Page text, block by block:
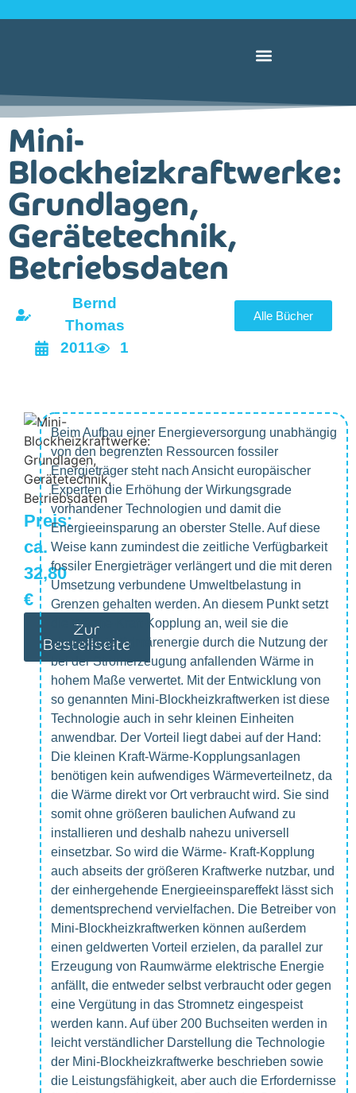
Mini-
Blockheizkraftwerke:
Grundlagen,
Gerätetechnik,
Betriebsdaten
Bernd
Thomas
2011
1
Alle Bücher
Preis:
ca.
32,80
€
Zur
Bestellseite
Beim Aufbau einer Energieversorgung unabhängig
von den begrenzten Ressourcen fossiler
Energieträger steht nach Ansicht europäischer
Experten die Erhöhung der Wirkungsgrade
vorhandener Technologien und damit die
Energieeinsparung an oberster Stelle. Auf diese
Weise kann zumindest die zeitliche Verfügbarkeit
fossiler Energieträger verlängert und die mit deren
Umsetzung verbundene Umweltbelastung in
Grenzen gehalten werden. An diesem Punkt setzt
die Wärme-Kraft-Kopplung an, weil sie die
eingesetzte Primärenergie durch die Nutzung der
bei der Stromerzeugung anfallenden Wärme in
hohem Maße verwertet. Mit der Entwicklung von
so genannten Mini-Blockheizkraftwerken ist diese
Technologie auch in sehr kleinen Einheiten
anwendbar. Der Vorteil liegt dabei auf der Hand:
Die kleinen Kraft-Wärme-Kopplungsanlagen
benötigen kein aufwendiges Wärmeverteilnetz, da
die Wärme direkt vor Ort verbraucht wird. Sie sind
somit ohne größeren baulichen Aufwand zu
installieren und deshalb nahezu universell
einsetzbar. So wird die Wärme- Kraft-Kopplung
auch abseits der größeren Kraftwerke nutzbar, und
der einhergehende Energieeinspareffekt lässt sich
dementsprechend vervielfachen. Die Betreiber von
Mini-Blockheizkraftwerken können außerdem
einen geldwerten Vorteil erzielen, da parallel zur
Erzeugung von Raumwärme elektrische Energie
anfällt, die entweder selbst verbraucht oder gegen
eine Vergütung in das Stromnetz eingespeist
werden kann. Auf über 200 Buchseiten werden in
leicht verständlicher Darstellung die Technologie
der Mini-Blockheizkraftwerke beschrieben sowie
die Leistungsfähigkeit, aber auch die Erfordernisse